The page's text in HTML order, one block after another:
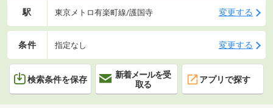
駅 東京メトロ有楽町線/護国寺 変更する
条件 指定なし 変更する
検索条件を保存
新着メールを受
取る
アプリで探す